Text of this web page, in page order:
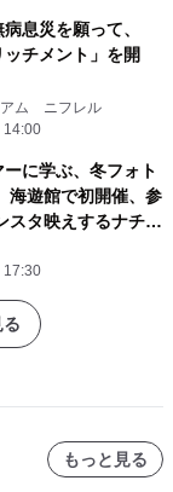
息災を願って、
ッチメント」を開
アム ニフレル
14:00
ーに学ぶ、冬フォト
海遊館で初開催、参
スタ映えするナチュ
の思い出をもっと
17:30
もっと見る